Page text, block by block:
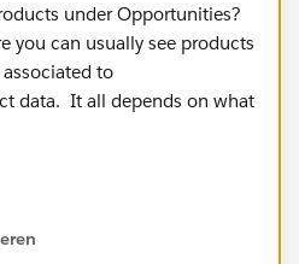
under Opportunities?
you can usually see products
to
data. It all depends on what